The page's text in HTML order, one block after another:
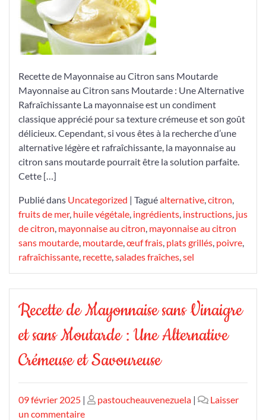
au
Citron
Sans
Moutarde
Fraîcheur
et
Saveur
Acidulée
au
Rendez-
vous
Recette de Mayonnaise au Citron sans Moutarde
Mayonnaise au Citron sans Moutarde : Une Alternative
Rafraîchissante La mayonnaise est un condiment
classique apprécié pour sa texture crémeuse et son goût
délicieux. Cependant, si vous êtes à la recherche d’une
alternative légère et rafraîchissante, la mayonnaise au
citron sans moutarde pourrait être la solution parfaite.
Cette […]
Publié dans Uncategorized | Taguéalternative citron
fruits de mer, huile végétale ingrédients instructions jus
de citron mayonnaise au citron mayonnaise au citron
sans moutarde moutarde œuf frais plats grillés poivre
rafraîchissante recette salades fraîches sel
Recette de Mayonnaise sans Vinaigre
et sans Moutarde : Une Alternative
Crémeuse et Savoureuse
Publié
le
09 février 2025 | Publié
pastoucheauvenezuela |
Laisser
un commentairesur